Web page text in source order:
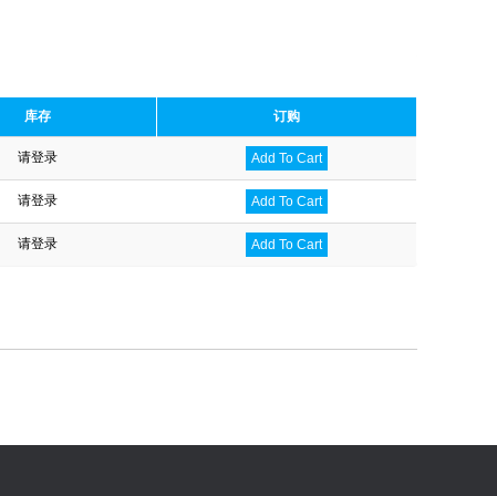
库存 订购
请登录 Add To Cart
请登录 Add To Cart
请登录 Add To Cart